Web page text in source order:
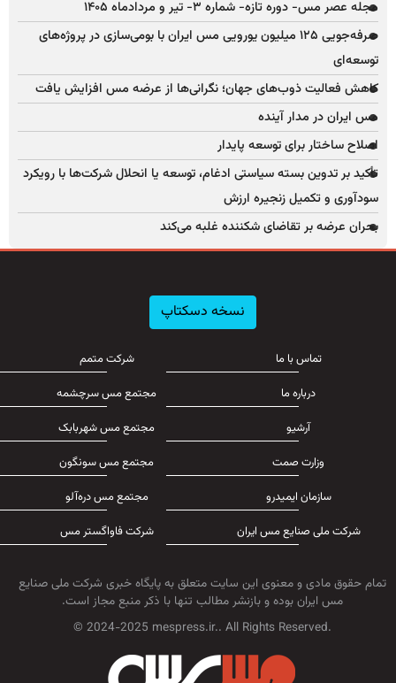
مجله عصر مس- دوره تازه- شماره ۳- تیر و مردادماه ۱۴۰۵
صرفه‌جویی ۱۲۵ میلیون یورویی مس ایران با بومی‌سازی در پروژه‌های
توسعه‌ای
کاهش فعالیت ذوب‌های جهان؛ نگرانی‌ها از عرضه مس افزایش یافت
مس ایران در مدار آینده
اصلاح ساختار برای توسعه پایدار
تأکید بر تدوین بسته سیاستی ادغام، توسعه یا انحلال شرکت‌ها با رویکرد
سودآوری و تکمیل زنجیره ارزش
بحران عرضه بر تقاضای شکننده غلبه می‌کند
نسخه دسکتاپ
تماس با ما
درباره ما
آرشیو
وزارت صمت
سازمان ایمیدرو
شرکت ملی صنایع مس ایران
شرکت متمم
مجتمع مس سرچشمه
مجتمع مس شهربابک
مجتمع مس سونگون
مجتمع مس دره‌آلو
شرکت فاواگستر مس
تمام حقوق مادی و معنوی این سایت متعلق به پایگاه خبری شرکت ملی صنایع
مس ایران بوده و بازنشر مطالب تنها با ذکر منبع مجاز است.
© 2024-2025 mespress.ir.. All Rights Reserved.